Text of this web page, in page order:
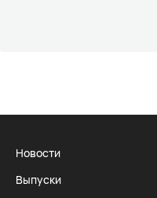
Новости
Выпуски